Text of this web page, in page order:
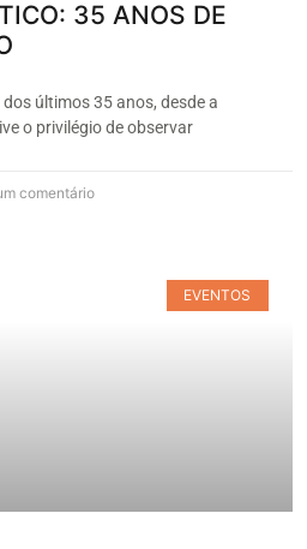
35 ANOS DE
últimos 35 anos, desde a
o privilégio de observar
comentário
EVENTOS